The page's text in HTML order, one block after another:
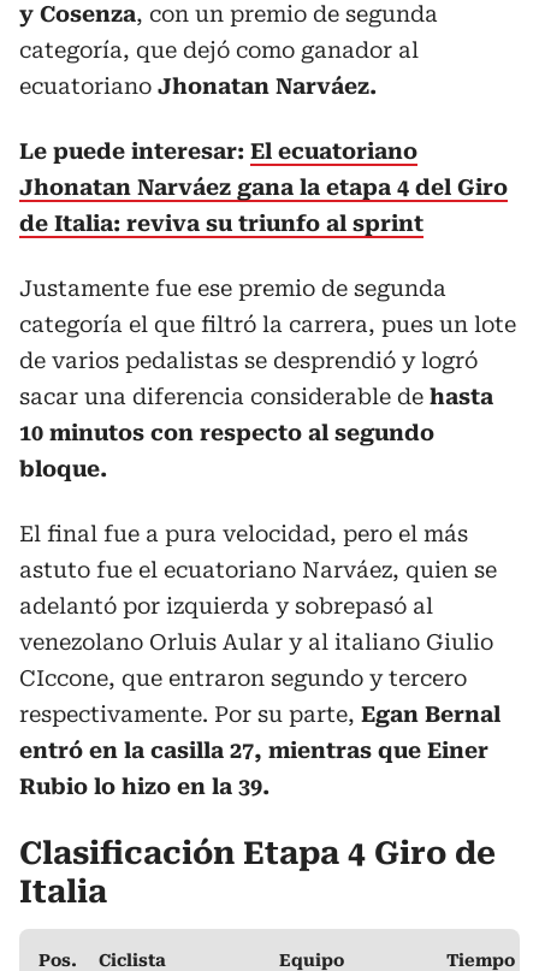
y Cosenza, con un premio de segunda
categoría, que dejó como ganador al
ecuatoriano Jhonatan Narváez.
Le puede interesar: El ecuatoriano
Jhonatan Narváez gana la etapa 4 del Giro
de Italia: reviva su triunfo al sprint
Justamente fue ese premio de segunda
categoría el que filtró la carrera, pues un lote
de varios pedalistas se desprendió y logró
sacar una diferencia considerable de hasta
10 minutos con respecto al segundo
bloque.
El final fue a pura velocidad, pero el más
astuto fue el ecuatoriano Narváez, quien se
adelantó por izquierda y sobrepasó al
venezolano Orluis Aular y al italiano Giulio
CIccone, que entraron segundo y tercero
respectivamente. Por su parte, Egan Bernal
entró en la casilla 27, mientras que Einer
Rubio lo hizo en la 39.
Clasificación Etapa 4 Giro de
Italia
Pos. Ciclista Equipo Tiempo